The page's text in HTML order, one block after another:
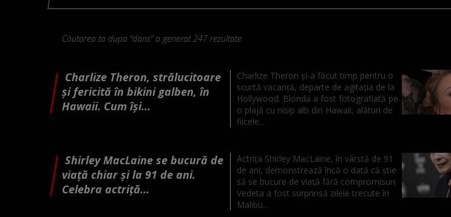
Căutarea ta dupa “dans” a generat 247 rezultate.
Charlize Theron, strălucitoare
și fericită în bikini galben, în
Hawaii. Cum își...
Charlize Theron și-a făcut timp pentru o
scurtă vacanță, departe de agitația de la
Hollywood. Blonda a fost fotografiată pe
o plajă cu nisip alb din Hawaii, alături de
fiicele...
Shirley MacLaine se bucură de
viață chiar și la 91 de ani.
Celebra actriță...
Actrița Shirley MacLaine, în vârstă de 91
de ani, demonstrează încă o dată că știe
să se bucure de viață fără compromisuri.
Vedeta a fost surprinsă zilele trecute în
Malibu...